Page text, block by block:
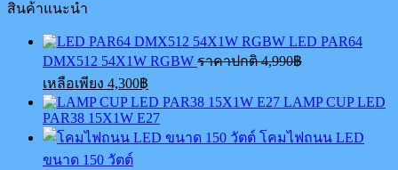
สินค้าแนะนำ
LED PAR64
DMX512 54X1W RGBW ราคาปกติ4,990฿
4,990฿.
เหลือเพียง 4,300฿
price
is:
4,300฿.
LAMP CUP LED
PAR38 15X1W E27
โคมไฟถนน LED
ขนาด 150 วัตต์